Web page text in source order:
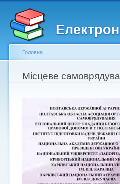
Головне меню
Другорядне меню
Ви є тут
Головна
Місцеве